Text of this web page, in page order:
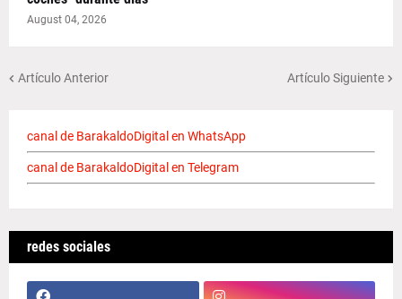
August 04, 2026
Artículo Anterior Artículo Siguiente
canal de BarakaldoDigital en WhatsApp
canal de BarakaldoDigital en Telegram
redes sociales